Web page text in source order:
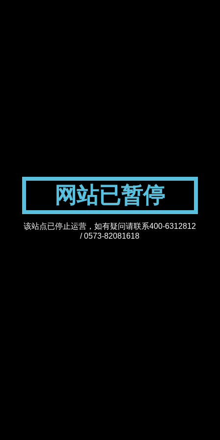
网站已暂停
该站点已停止运营，如有疑问请联系400-6312812
/ 0573-82081618